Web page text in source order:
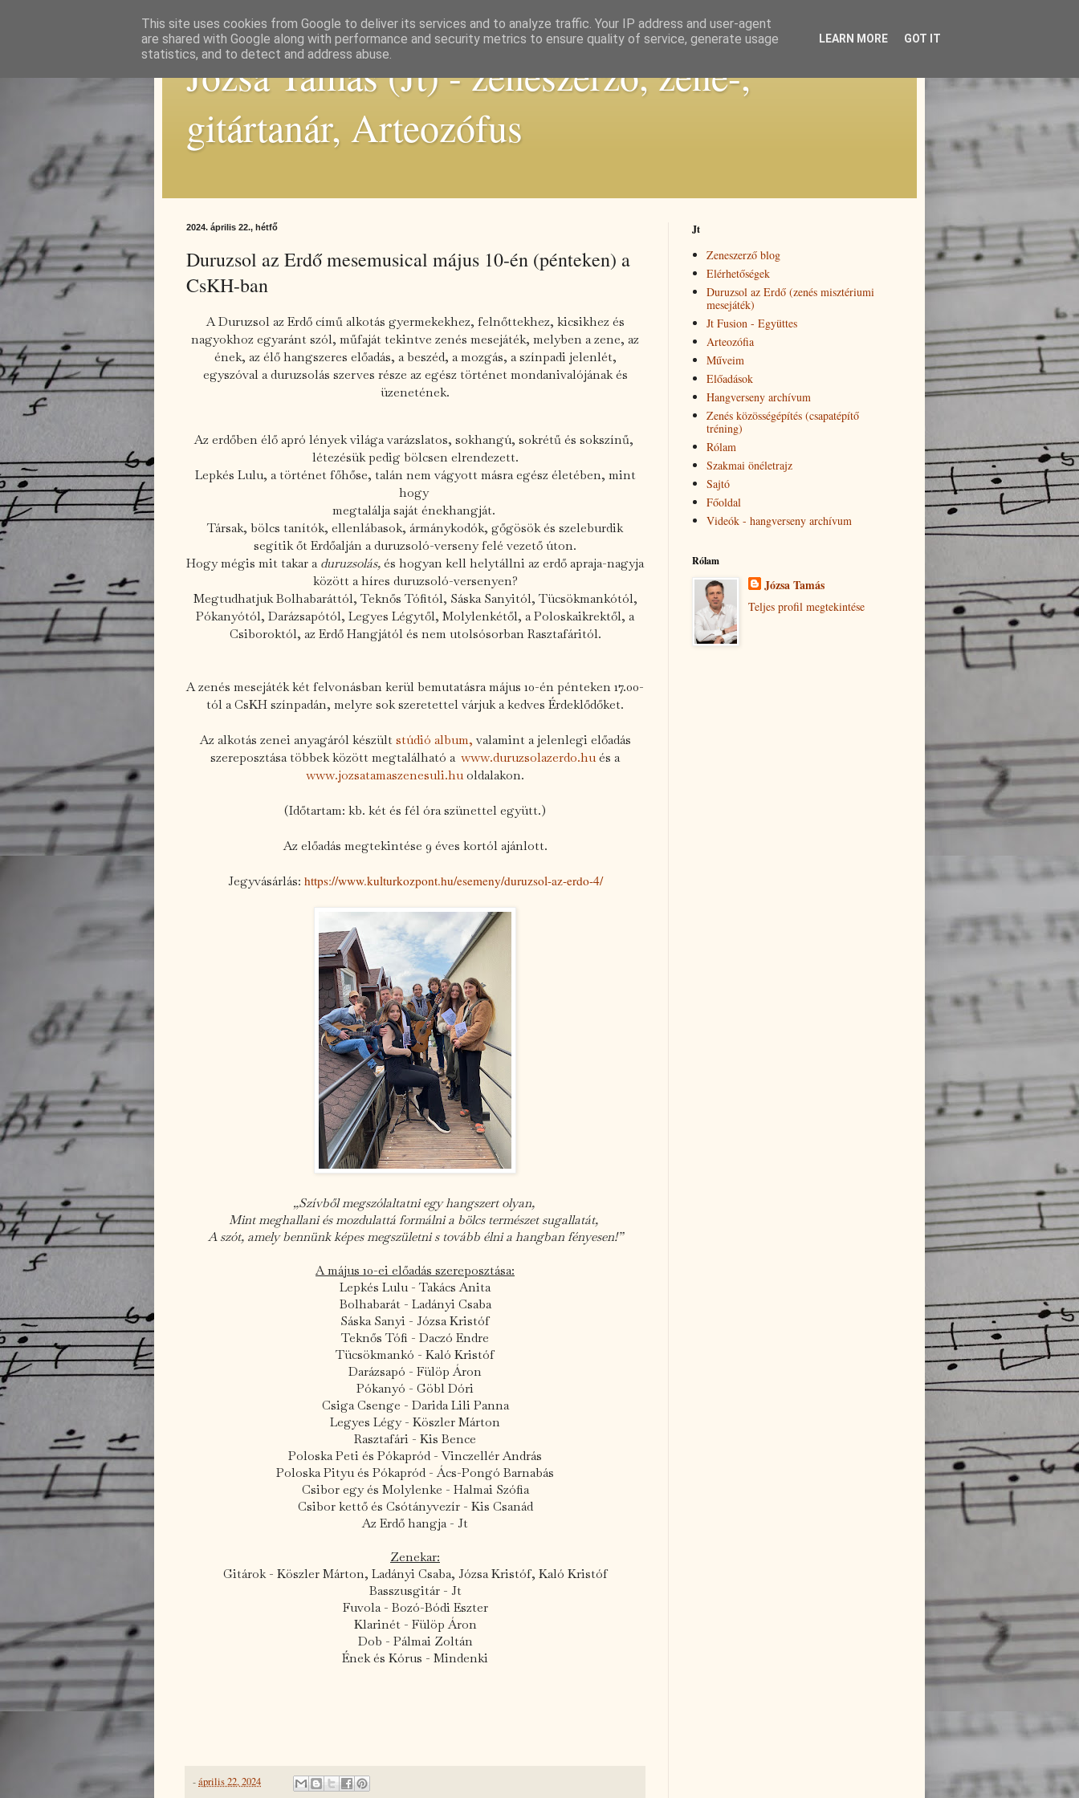
Józsa Tamás (Jt) - zeneszerző, zene-,
gitártanár, Arteozófus
2024. április 22., hétfő
Duruzsol az Erdő mesemusical május 10-én (pénteken) a
CsKH-ban
A Duruzsol az Erdő című alkotás gyermekekhez, felnőttekhez, kicsikhez és
nagyokhoz egyaránt szól, műfaját tekintve zenés mesejáték, melyben a zene, az
ének, az élő hangszeres előadás, a beszéd, a mozgás, a színpadi jelenlét,
egyszóval a duruzsolás szerves része az egész történet mondanivalójának és
üzenetének.
Az erdőben élő apró lények világa varázslatos, sokhangú, sokrétű és sokszínű,
létezésük pedig bölcsen elrendezett.
Lepkés Lulu, a történet főhőse, talán nem vágyott másra egész életében, mint
hogy
megtalálja saját énekhangját.
Társak, bölcs tanítók, ellenlábasok, ármánykodók, gőgösök és szeleburdik
segítik őt Erdőalján a duruzsoló-verseny felé vezető úton.
Hogy mégis mit takar a duruzsolás, és hogyan kell helytállni az erdő apraja-nagyja
között a híres duruzsoló-versenyen?
Megtudhatjuk Bolhabaráttól, Teknős Tófitól, Sáska Sanyitól, Tücsökmankótól,
Pókanyótól, Darázsapótól, Legyes Légytől, Molylenkétől, a Poloskaikrektől, a
Csiboroktól, az Erdő Hangjától és nem utolsósorban Rasztafáritól.
A zenés mesejáték két felvonásban kerül bemutatásra május 10-én pénteken 17.00-
tól a CsKH színpadán, melyre sok szeretettel várjuk a kedves Érdeklődőket.
Az alkotás zenei anyagáról készült stúdió album, valamint a jelenlegi előadás
szereposztása többek között megtalálható awww.duruzsolazerdo.hués a
www.jozsatamaszenesuli.huoldalakon.
(Időtartam: kb. két és fél óra szünettel együtt.)
Az előadás megtekintése 9 éves kortól ajánlott.
Jegyvásárlás: https://www.kulturkozpont.hu/esemeny/duruzsol-az-erdo-4/
„Szívből megszólaltatni egy hangszert olyan,
Mint meghallani és mozdulattá formálni a bölcs természet sugallatát,
A szót, amely bennünk képes megszületni s tovább élni a hangban fényesen!”
A május 10-ei előadás szereposztása:
Lepkés Lulu - Takács Anita
Bolhabarát - Ladányi Csaba
Sáska Sanyi - Józsa Kristóf
Teknős Tófi - Daczó Endre
Tücsökmankó - Kaló Kristóf
Darázsapó - Fülöp Áron
Pókanyó - Göbl Dóri
Csiga Csenge - Darida Lili Panna
Legyes Légy - Köszler Márton
Rasztafári - Kis Bence
Poloska Peti és Pókapród - Vinczellér András
Poloska Pityu és Pókapród - Ács-Pongó Barnabás
Csibor egy és Molylenke - Halmai Szófia
Csibor kettő és Csótányvezír - Kis Csanád
Az Erdő hangja - Jt
Zenekar:
Gitárok - Köszler Márton, Ladányi Csaba, Józsa Kristóf, Kaló Kristóf
Basszusgitár - Jt
Fuvola - Bozó-Bódi Eszter
Klarinét - Fülöp Áron
Dob - Pálmai Zoltán
Ének és Kórus - Mindenki
-április 22, 2024
Jt
Zeneszerző blog
Elérhetőségek
Duruzsol az Erdő (zenés misztériumi
mesejáték)
Jt Fusion - Együttes
Arteozófia
Műveim
Előadások
Hangverseny archívum
Zenés közösségépítés (csapatépítő
tréning)
Rólam
Szakmai önéletrajz
Sajtó
Főoldal
Videók - hangverseny archívum
Rólam
Józsa Tamás
Teljes profil megtekintése
This site uses cookies from Google to deliver its services and to analyze traffic. Your IP address and user-agent
are shared with Google along with performance and security metrics to ensure quality of service, generate usage
statistics, and to detect and address abuse.
LEARN MORE GOT IT